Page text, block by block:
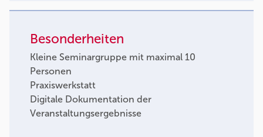
Besonderheiten
Kleine Seminargruppe mit maximal 10
Personen
Praxiswerkstatt
Digitale Dokumentation der
Veranstaltungsergebnisse